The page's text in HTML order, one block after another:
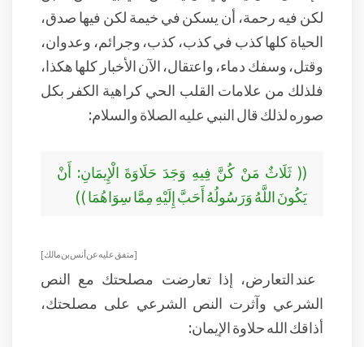
لكن فيه رحمة، أن يسكن في خيمة لكن فيها صدق،
الحياة كلها كذب في كذب، كذب، وجرائم، وعدوان،
وقتل، وسفك دماء، واعتقال، الآن الأخبار كلها هكذا،
فلذلك من علامات القلب الحي كراهية الكفر بكل
صوره لذلك قال النبي عليه الصلاة والسلام:
(( ثَلَاثٌ مَنْ كُنَّ فِيهِ وَجَدَ حَلَاوَةَ الْإِيمَانِ: أَنْ
يَكُونَ اللَّهُ وَرَسُولُهُ أَحَبَّ إِلَيْهِ مِمَّا سِوَاهُمَا ))
[ متفق عليه عن أنس بن مالك ]
عند التعارض، إذا تعارضت مصلحتك مع النص
الشرعي وآثرت النص الشرعي على مصلحتك،
أذاقك الله حلاوة الإيمان: